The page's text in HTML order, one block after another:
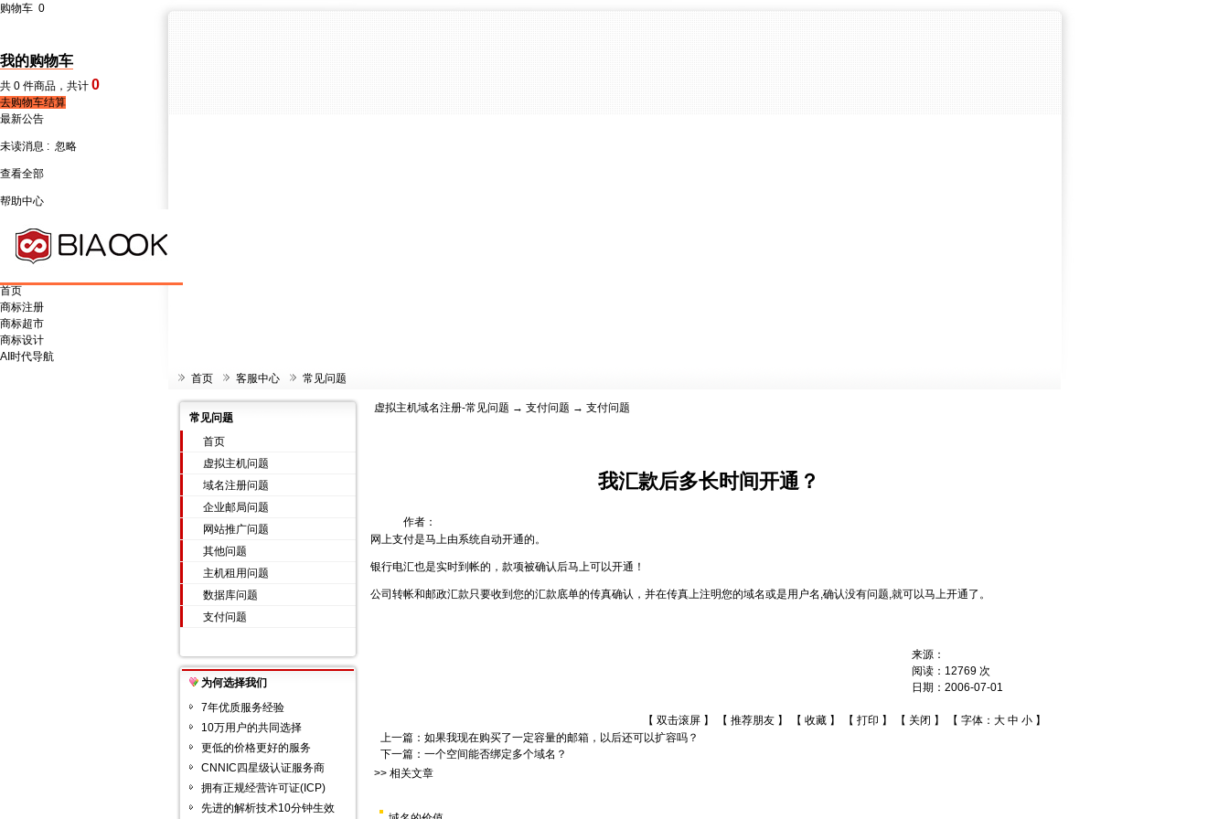
购物车 0
我的购物车
共 0 件商品，共计 0
去购物车结算
最新公告
未读消息 : 忽略
查看全部
帮助中心
首页
商标注册
商标超市
商标设计
AI时代导航
首页
客服中心 常见问题
常见问题
首页
虚拟主机问题
域名注册问题
企业邮局问题
网站推广问题
其他问题
主机租用问题
数据库问题
支付问题
为何选择我们
7年优质服务经验
10万用户的共同选择
更低的价格更好的服务
CNNIC四星级认证服务商
拥有正规经营许可证(ICP)
先进的解析技术10分钟生效
虚拟主机域名注册-常见问题 → 支付问题 → 支付问题
我汇款后多长时间开通？
作者：
网上支付是马上由系统自动开通的。
银行电汇也是实时到帐的，款项被确认后马上可以开通！
公司转帐和邮政汇款只要收到您的汇款底单的传真确认，并在传真上注明您的域名或是用户名,确认没有问题,就可以马上开通了。
来源：
阅读： 12769 次
日期： 2006-07-01
【 双击滚屏 】 【 推荐朋友 】 【 收藏 】 【 打印 】 【 关闭 】 【 字体： 大 中 小 】
上一篇： 如果我现在购买了一定容量的邮箱，以后还可以扩容吗？
下一篇： 一个空间能否绑定多个域名？
>> 相关文章